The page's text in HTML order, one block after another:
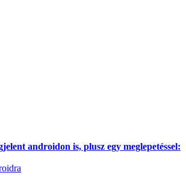
androidon is, plusz egy meglepetéssel: